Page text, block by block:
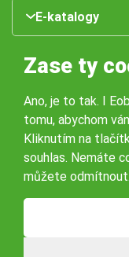
E-katalogy
Naše pobočky:
Obchodní podmínky
Zase ty
Ano, je to tak. I
tomu, abychom
Kliknutím na
souhlas. Nemáte
můžete odmítnout.